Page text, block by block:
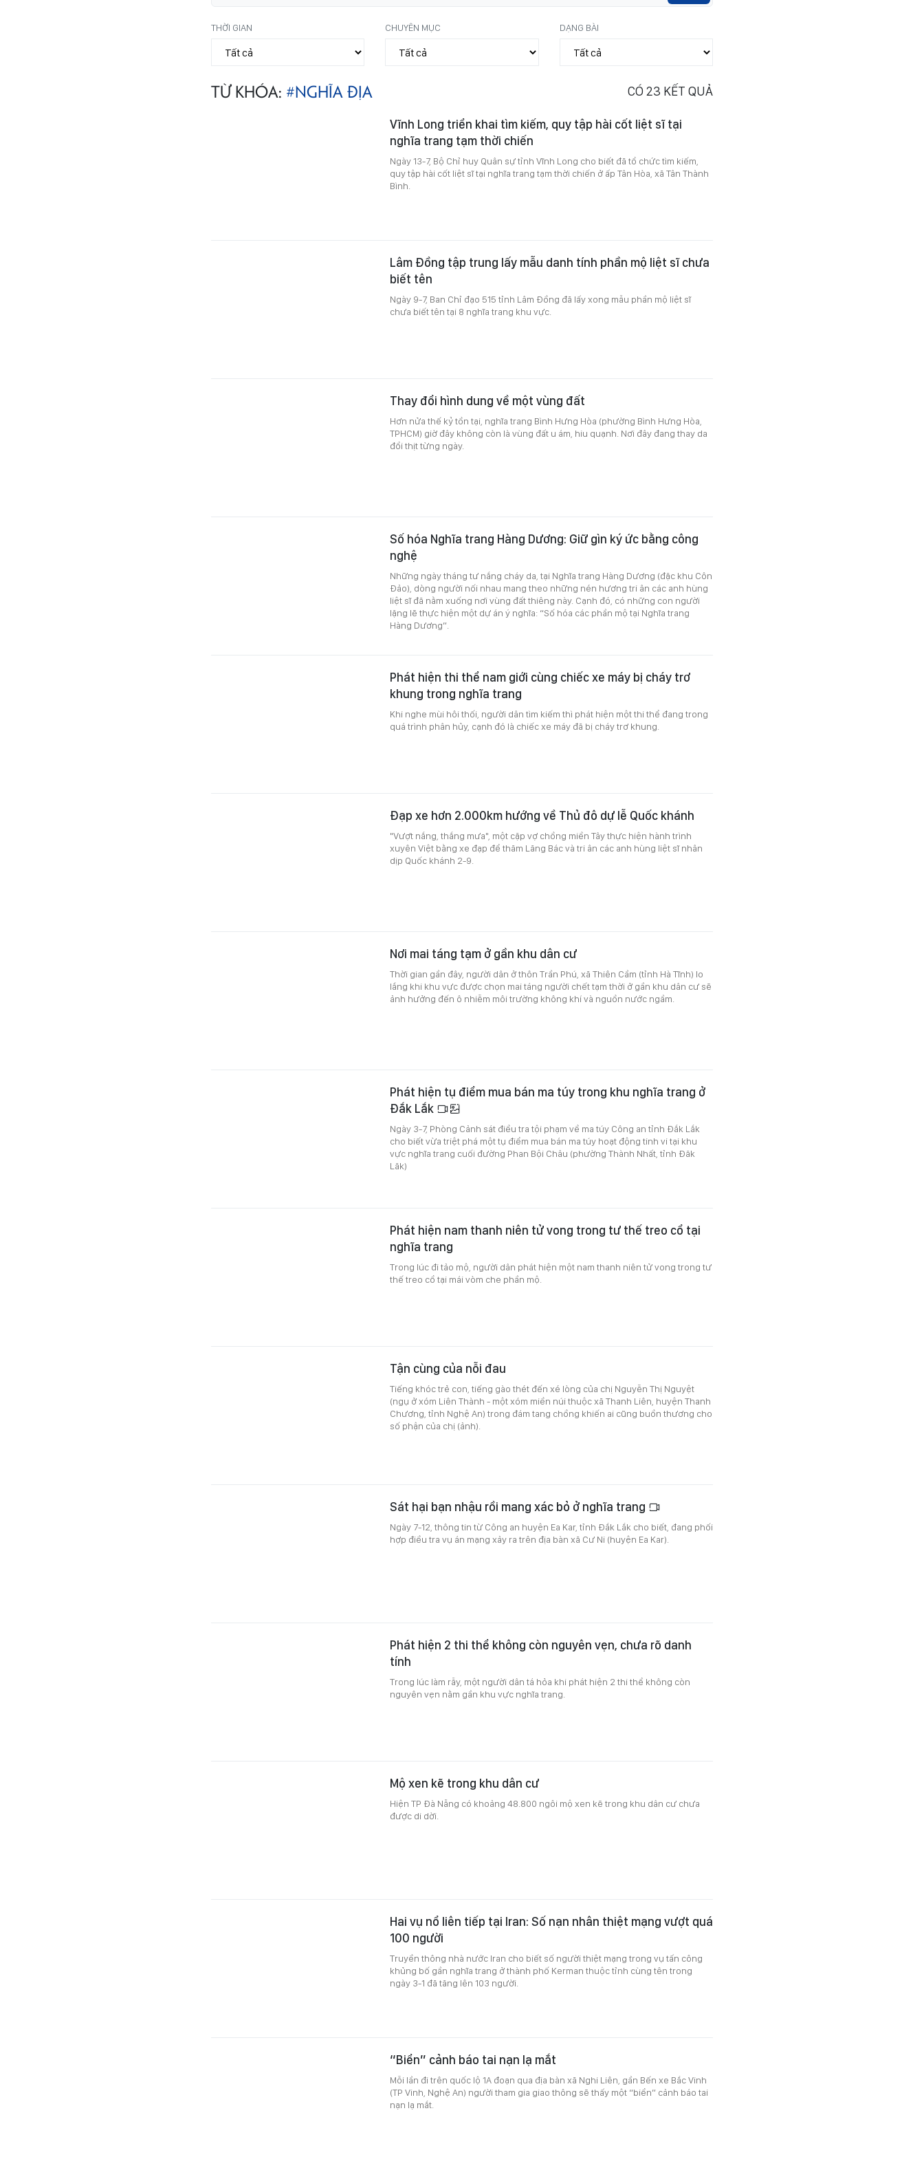
THỜI GIAN CHUYÊN MỤC DẠNG BÀI
TỪ KHÓA: #NGHĨA ĐỊA CÓ 23 KẾT QUẢ
Vĩnh Long triển khai tìm kiếm, quy tập hài cốt liệt sĩ tại
nghĩa trang tạm thời chiến
Ngày 13-7, Bộ Chỉ huy Quân sự tỉnh Vĩnh Long cho biết đã tổ chức tìm kiếm,
quy tập hài cốt liệt sĩ tại nghĩa trang tạm thời chiến ở ấp Tân Hòa, xã Tân Thành
Bình.
Lâm Đồng tập trung lấy mẫu danh tính phần mộ liệt sĩ chưa
biết tên
Ngày 9-7, Ban Chỉ đạo 515 tỉnh Lâm Đồng đã lấy xong mẫu phần mộ liệt sĩ
chưa biết tên tại 8 nghĩa trang khu vực.
Thay đổi hình dung về một vùng đất
Hơn nửa thế kỷ tồn tại, nghĩa trang Bình Hưng Hòa (phường Bình Hưng Hòa,
TPHCM) giờ đây không còn là vùng đất u ám, hiu quạnh. Nơi đây đang thay da
đổi thịt từng ngày.
Số hóa Nghĩa trang Hàng Dương: Giữ gìn ký ức bằng công
nghệ
Những ngày tháng tư nắng cháy da, tại Nghĩa trang Hàng Dương (đặc khu Côn
Đảo), dòng người nối nhau mang theo những nén hương tri ân các anh hùng
liệt sĩ đã nằm xuống nơi vùng đất thiêng này. Cạnh đó, có những con người
lặng lẽ thực hiện một dự án ý nghĩa: “Số hóa các phần mộ tại Nghĩa trang
Hàng Dương”.
Phát hiện thi thể nam giới cùng chiếc xe máy bị cháy trơ
khung trong nghĩa trang
Khi nghe mùi hôi thối, người dân tìm kiếm thì phát hiện một thi thể đang trong
quá trình phân hủy, cạnh đó là chiếc xe máy đã bị cháy trơ khung.
Đạp xe hơn 2.000km hướng về Thủ đô dự lễ Quốc khánh
"Vượt nắng, thắng mưa", một cặp vợ chồng miền Tây thực hiện hành trình
xuyên Việt bằng xe đạp để thăm Lăng Bác và tri ân các anh hùng liệt sĩ nhân
dịp Quốc khánh 2-9.
Nơi mai táng tạm ở gần khu dân cư
Thời gian gần đây, người dân ở thôn Trần Phú, xã Thiên Cầm (tỉnh Hà Tĩnh) lo
lắng khi khu vực được chọn mai táng người chết tạm thời ở gần khu dân cư sẽ
ảnh hưởng đến ô nhiễm môi trường không khí và nguồn nước ngầm.
Phát hiện tụ điểm mua bán ma túy trong khu nghĩa trang ở
Đắk Lắk
Ngày 3-7, Phòng Cảnh sát điều tra tội phạm về ma túy Công an tỉnh Đắk Lắk
cho biết vừa triệt phá một tụ điểm mua bán ma túy hoạt động tinh vi tại khu
vực nghĩa trang cuối đường Phan Bội Châu (phường Thành Nhất, tỉnh Đăk
Lăk)
Phát hiện nam thanh niên tử vong trong tư thế treo cổ tại
nghĩa trang
Trong lúc đi tảo mộ, người dân phát hiện một nam thanh niên tử vong trong tư
thế treo cổ tại mái vòm che phần mộ.
Tận cùng của nỗi đau
Tiếng khóc trẻ con, tiếng gào thét đến xé lòng của chị Nguyễn Thị Nguyệt
(ngụ ở xóm Liên Thành - một xóm miền núi thuộc xã Thanh Liên, huyện Thanh
Chương, tỉnh Nghệ An) trong đám tang chồng khiến ai cũng buồn thương cho
số phận của chị (ảnh).
Sát hại bạn nhậu rồi mang xác bỏ ở nghĩa trang
Ngày 7-12, thông tin từ Công an huyện Ea Kar, tỉnh Đắk Lắk cho biết, đang phối
hợp điều tra vụ án mạng xảy ra trên địa bàn xã Cư Ni (huyện Ea Kar).
Phát hiện 2 thi thể không còn nguyên vẹn, chưa rõ danh
tính
Trong lúc làm rẫy, một người dân tá hỏa khi phát hiện 2 thi thể không còn
nguyên vẹn nằm gần khu vực nghĩa trang.
Mộ xen kẽ trong khu dân cư
Hiện TP Đà Nẵng có khoảng 48.800 ngôi mộ xen kẽ trong khu dân cư chưa
được di dời.
Hai vụ nổ liên tiếp tại Iran: Số nạn nhân thiệt mạng vượt quá
100 người
Truyền thông nhà nước Iran cho biết số người thiệt mạng trong vụ tấn công
khủng bố gần nghĩa trang ở thành phố Kerman thuộc tỉnh cùng tên trong
ngày 3-1 đã tăng lên 103 người.
“Biển” cảnh báo tai nạn lạ mắt
Mỗi lần đi trên quốc lộ 1A đoạn qua địa bàn xã Nghi Liên, gần Bến xe Bắc Vinh
(TP Vinh, Nghệ An) người tham gia giao thông sẽ thấy một “biển” cảnh báo tai
nạn lạ mắt.